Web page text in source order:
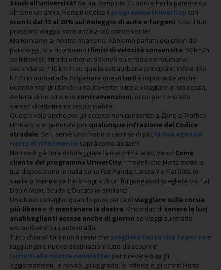
Studi all’università? Se hai compiuto 21 anni e hai la patente da
almeno un anno, Hertz ti dedica il programma UniverCity con
sconti dal 15 al 20% sul noleggio di auto e furgoni. Così il tuo
prossimo viaggio sarà ancora più conveniente!
Ma torniamo al nostro ripassino. Abbiamo parlato dei colori dei
parcheggi, ora ricordiamo i limiti di velocità consentita: 50 km/h
se ti trovi su strada urbana; 90 km/h su strada extraurbana
secondaria; 110 km/h su quella extraurbana principale; infine 130
km/h in autostrada. Rispettare questi limiti è importante anche
quando stai guidando un’autoHertz: oltre a viaggiare in sicurezza,
eviterai di incorrere in contravvenzioni, di cui per contratto
saresti direttamente responsabile.
Questo vale anche per gli accessi non consentiti a Zone a Traffico
Limitato, e in generale per qualunque infrazione del Codice
stradale. Se ti serve una mano a capirne di più, la tua agenzia
Hertz di riferimento saprà come aiutarti!
Non vedi già l’ora di noleggiare la tua prima auto, vero? Come
cliente del programma UniverCity, i modelli che Hertz mette a
tua disposizione in Italia sono Fiat Panda, Lancia Y e Fiat 500L (o
similari), mentre se hai bisogno di un furgone puoi scegliere tra Fiat
Doblò Maxi, Scudo e Ducato (o similare).
Un ultimo consiglio: quando puoi, cerca di viaggiare sulla corsia
più libera e di mantenere la destra. E ricordati di tenere le luci
anabbaglianti accese anche di giorno se viaggi su strade
extraurbane o in autostrada.
Tutto chiaro? Ora non ti resta che scegliere l’auto che fa per te e
raggiungere nuove destinazioni tutte da scoprire!
Iscriviti alla nostra newsletter per ricevere tutti gli
aggiornamenti, le novità, gli upgrade, le offerte e gli sconti Hertz.